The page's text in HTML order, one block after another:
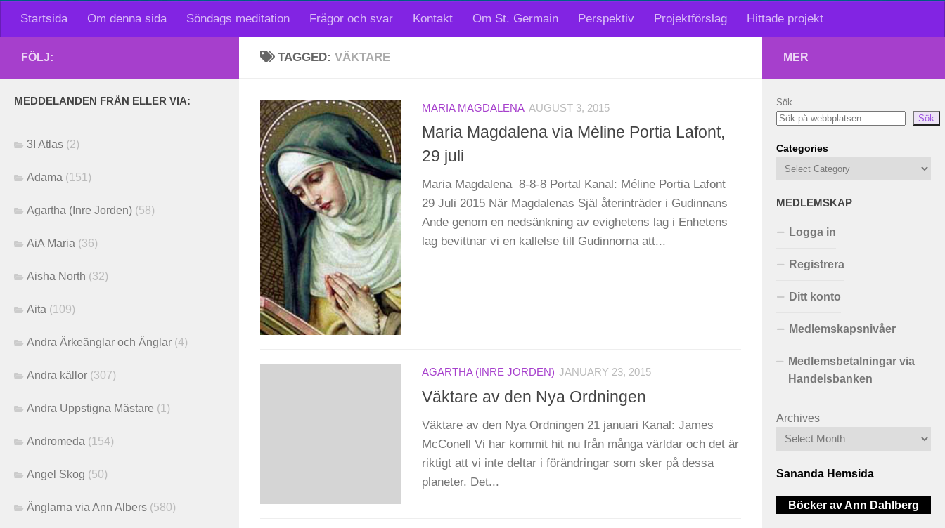
Startsida Om denna sida Söndags meditation Frågor och svar Kontakt Om St. Germain Perspektiv Projektförslag Hittade projekt
TAGGED: VÄKTARE
MARIA MAGDALENA AUGUST 3, 2015
Maria Magdalena via Mèline Portia Lafont,
29 juli
Maria Magdalena 8-8-8 Portal Kanal: Méline Portia Lafont
29 Juli 2015 När Magdalenas Själ återinträder i Gudinnans
Ande genom en nedsänkning av evighetens lag i Enhetens
lag bevittnar vi en kallelse till Gudinnorna att...
AGARTHA (INRE JORDEN) JANUARY 23, 2015
Väktare av den Nya Ordningen
Väktare av den Nya Ordningen 21 januari Kanal: James
McConell Vi har kommit hit nu från många världar och det är
riktigt att vi inte deltar i förändringar som sker på dessa
planeter. Det...
FÖLJ:
MEDDELANDEN FRÅN ELLER VIA:
3I Atlas (2)
Adama (151)
Agartha (Inre Jorden) (58)
AiA Maria (36)
Aisha North (32)
Aita (109)
Andra Ärkeänglar och Änglar (4)
Andra källor (307)
Andra Uppstigna Mästare (1)
Andromeda (154)
Angel Skog (50)
Änglarna via Ann Albers (580)
MER
Sök
Sök
Categories
MEDLEMSKAP
Logga in
Registrera
Ditt konto
Medlemskapsnivåer
Medlemsbetalningar via
Handelsbanken
Archives
Sananda Hemsida
Böcker av Ann Dahlberg